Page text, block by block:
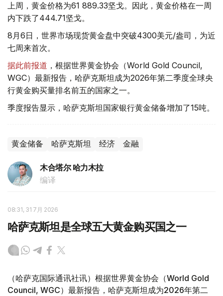
上周，黄金价格为61 889.33坚戈。因此，黄金价格在一周
内下跌了444.71坚戈。
8月6日，世界市场现货黄金盘中突破4300美元/盎司，为近
七周来首次。
据此前报道 ，根据世界黄金协会（World Gold Council,
WGC）最新报告，哈萨克斯坦成为2026年第二季度全球央
行黄金购买量排名前五的国家之一。
季度报告显示，哈萨克斯坦国家银行黄金储备增加了15吨。
黄金储备 哈萨克斯坦 经济 金融
木合塔尔 哈力木拉
编译
08:31, 31 7月 2026
哈萨克斯坦是全球五大黄金购买国之一
（哈萨克国际通讯社讯）根据世界黄金协会（World Gold
Council, WGC）最新报告，哈萨克斯坦成为2026年第二